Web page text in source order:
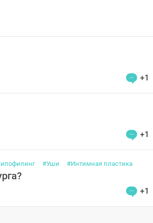
+1
+1
#Уши #Интимная пластика
+1